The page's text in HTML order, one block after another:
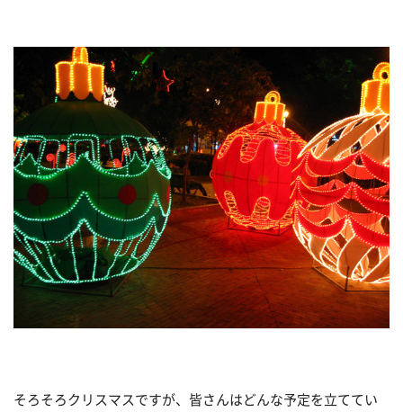
そろそろクリスマスですが、皆さんはどんな予定を立ててい